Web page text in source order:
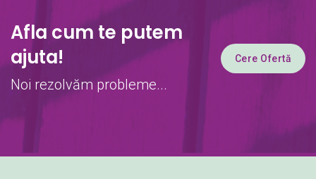
Afla cum te putem
ajuta!
Noi rezolvăm probleme...
Cere Ofertă